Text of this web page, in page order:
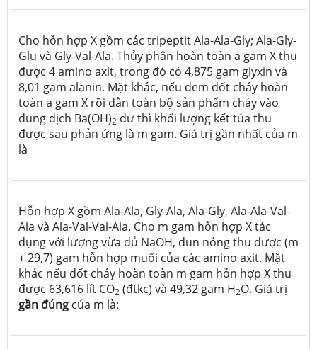
Cho hỗn hợp X gồm các tripeptit Ala-Ala-Gly; Ala-Gly-
Glu và Gly-Val-Ala. Thủy phân hoàn toàn a gam X thu
được 4 amino axit, trong đó có 4,875 gam glyxin và
8,01 gam alanin. Mặt khác, nếu đem đốt cháy hoàn
toàn a gam X rồi dẫn toàn bộ sản phẩm cháy vào
dung dịch Ba(OH)2 dư thì khối lượng kết tủa thu
được sau phản ứng là m gam. Giá trị gần nhất của m
là
Hỗn hợp X gồm Ala-Ala, Gly-Ala, Ala-Gly, Ala-Ala-Val-
Ala và Ala-Val-Val-Ala. Cho m gam hỗn hợp X tác
dụng với lượng vừa đủ NaOH, đun nóng thu được (m
+ 29,7) gam hỗn hợp muối của các amino axit. Mặt
khác nếu đốt cháy hoàn toàn m gam hỗn hợp X thu
được 63,616 lít CO2 (đtkc) và 49,32 gam H2O. Giá trị
gần đúng của m là: